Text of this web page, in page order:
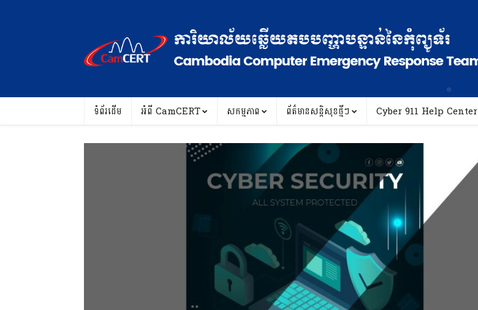
ទំព័រដើម អំពី ​CamCERT សកម្មភាព ព័ត៌មានសន្តិសុខថ្មីៗ Cyber 911 Help Center